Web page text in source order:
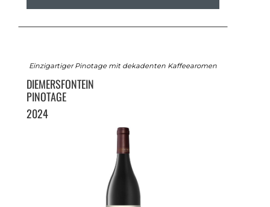
Einzigartiger Pinotage mit dekadenten Kaffeearomen
DIEMERSFONTEIN
PINOTAGE
2024